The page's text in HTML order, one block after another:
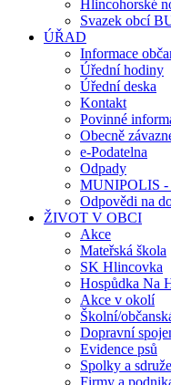
Hlincohorské
Svazek obcí
ÚŘAD
Informace
Úřední hodiny
Úřední deska
Kontakt
Povinné
Obecně
e-Podatelna
Odpady
MUNIPOLIS -
Odpovědi na
ŽIVOT V OBCI
Akce
Mateřská škola
SK Hlincovka
Hospůdka Na
Akce v okolí
Školní/
Dopravní
Evidence psů
Spolky a
Firmy a